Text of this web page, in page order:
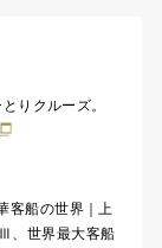
りクルーズ。
客船の世界｜上
、世界最大客船